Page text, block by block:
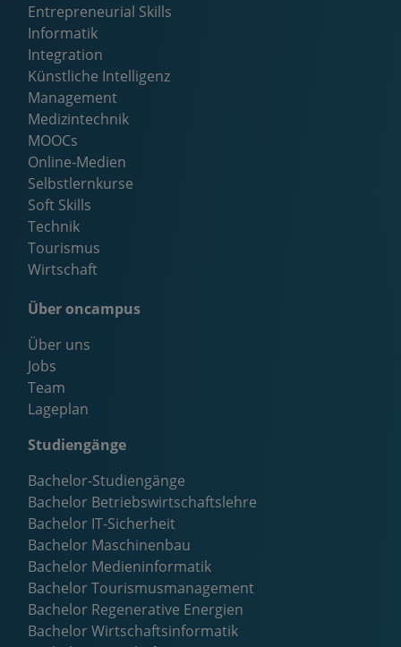
Entrepreneurial Skills
Informatik
Integration
Künstliche Intelligenz
Management
Medizintechnik
MOOCs
Online-Medien
Selbstlernkurse
Soft Skills
Technik
Tourismus
Wirtschaft
Über oncampus
Über uns
Jobs
Team
Lageplan
Studiengänge
Bachelor-Studiengänge
Bachelor Betriebswirtschaftslehre
Bachelor IT-Sicherheit
Bachelor Maschinenbau
Bachelor Medieninformatik
Bachelor Tourismusmanagement
Bachelor Regenerative Energien
Bachelor Wirtschaftsinformatik